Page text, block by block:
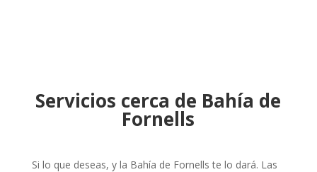
Servicios cerca de Bahía de
Fornells
Si lo que deseas, y la Bahía de Fornells te lo dará. Las